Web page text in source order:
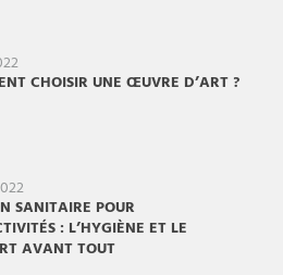
CHOISIR UNE ŒUVRE D’ART ?
SANITAIRE POUR
: L’HYGIÈNE ET LE
AVANT TOUT